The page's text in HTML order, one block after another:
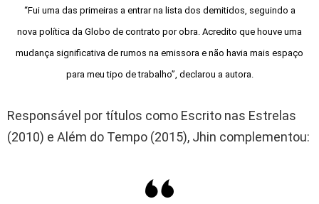
“Fui uma das primeiras a entrar na lista dos demitidos, seguindo a
nova política da Globo de contrato por obra. Acredito que houve uma
mudança significativa de rumos na emissora e não havia mais espaço
para meu tipo de trabalho”, declarou a autora.
Responsável por títulos como Escrito nas Estrelas
(2010) e Além do Tempo (2015), Jhin complementou: